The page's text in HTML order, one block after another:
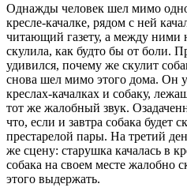
Однажды человек шел мимо
кресле-качалке, рядом с ней
читающий газету, а между ними
скулила, как будто бы от боли.
удивился, почему же скулит
снова шел мимо этого дома. Он
креслах-качалках и собаку,
тот же жалобный звук.
что, если и завтра собака будет
престарелой пары. На третий
же сцену: старушка качалась в
собака на своем месте жалобно
этого выдержать.